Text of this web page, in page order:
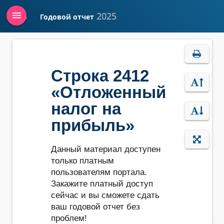
Войти Годовой отчет 2025
menu
Строка 2412
«Отложенный
налог на
прибыль»
Данный материал доступен
только платным
пользователям портала.
Закажите платный доступ
сейчас и вы сможете сдать
ваш годовой отчет без
проблем!